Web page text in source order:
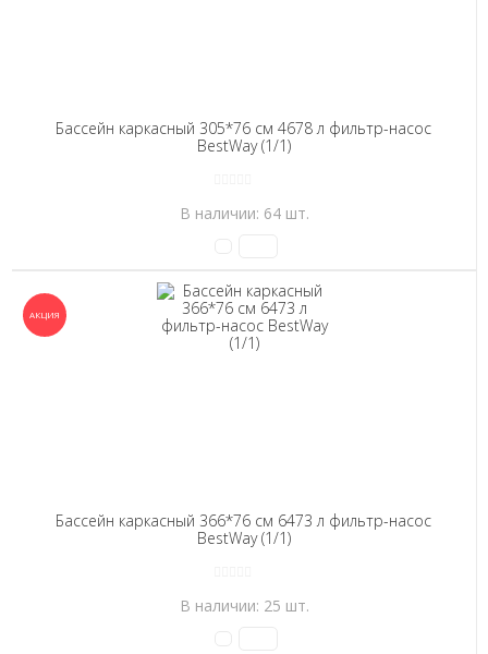
Бассейн каркасный 305*76 см 4678 л фильтр-насос
BestWay (1/1)
В наличии: 64 шт.
Бассейн каркасный 366*76 см 6473 л фильтр-насос
BestWay (1/1)
В наличии: 25 шт.